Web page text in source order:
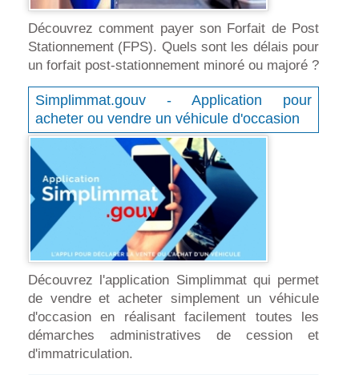
Découvrez comment payer son Forfait de Post
Stationnement (FPS). Quels sont les délais pour
un forfait post-stationnement minoré ou majoré ?
Simplimmat.gouv - Application pour
acheter ou vendre un véhicule d'occasion
Découvrez l'application Simplimmat qui permet
de vendre et acheter simplement un véhicule
d'occasion en réalisant facilement toutes les
démarches administratives de cession et
d'immatriculation.